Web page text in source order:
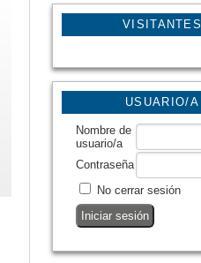
VISITANTES
USUARIO/A
Nombre de
usuario/a
Contraseña
No cerrar sesión